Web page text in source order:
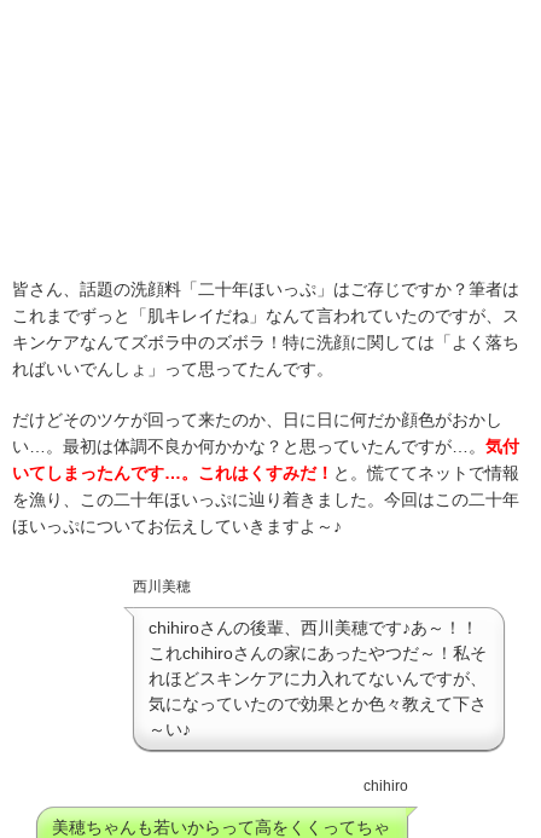
皆さん、話題の洗顔料「二十年ほいっぷ」はご存じですか？筆者は
これまでずっと「肌キレイだね」なんて言われていたのですが、ス
キンケアなんてズボラ中のズボラ！特に洗顔に関しては「よく落ち
ればいいでんしょ」って思ってたんです。
だけどそのツケが回って来たのか、日に日に何だか顔色がおかし
い…。最初は体調不良か何かかな？と思っていたんですが…。 気付
いてしまったんです…。これはくすみだ！ と。慌ててネットで情報
を漁り、この二十年ほいっぷに辿り着きました。今回はこの二十年
ほいっぷについてお伝えしていきますよ～♪
西川美穂
chihiroさんの後輩、西川美穂です♪あ～！！
これchihiroさんの家にあったやつだ～！私そ
れほどスキンケアに力入れてないんですが、
気になっていたので効果とか色々教えて下さ
～い♪
chihiro
美穂ちゃんも若いからって高をくくってちゃ